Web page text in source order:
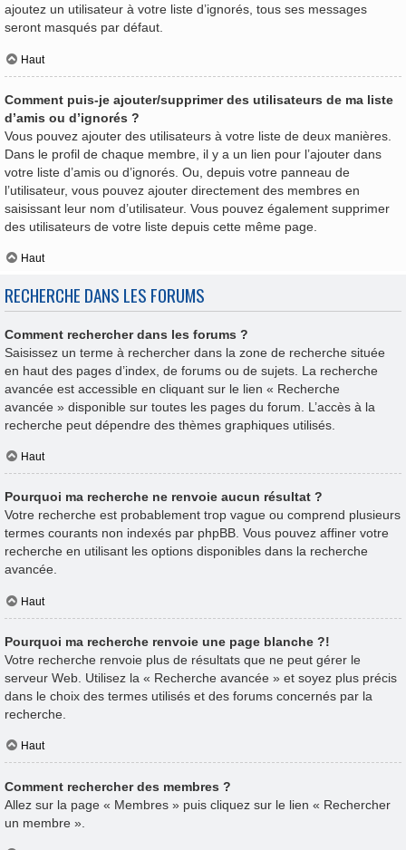
ajoutez un utilisateur à votre liste d’ignorés, tous ses messages
seront masqués par défaut.
Haut
Comment puis-je ajouter/supprimer des utilisateurs de ma liste
d’amis ou d’ignorés ?
Vous pouvez ajouter des utilisateurs à votre liste de deux manières.
Dans le profil de chaque membre, il y a un lien pour l’ajouter dans
votre liste d’amis ou d’ignorés. Ou, depuis votre panneau de
l’utilisateur, vous pouvez ajouter directement des membres en
saisissant leur nom d’utilisateur. Vous pouvez également supprimer
des utilisateurs de votre liste depuis cette même page.
Haut
RECHERCHE DANS LES FORUMS
Comment rechercher dans les forums ?
Saisissez un terme à rechercher dans la zone de recherche située
en haut des pages d’index, de forums ou de sujets. La recherche
avancée est accessible en cliquant sur le lien « Recherche
avancée » disponible sur toutes les pages du forum. L’accès à la
recherche peut dépendre des thèmes graphiques utilisés.
Haut
Pourquoi ma recherche ne renvoie aucun résultat ?
Votre recherche est probablement trop vague ou comprend plusieurs
termes courants non indexés par phpBB. Vous pouvez affiner votre
recherche en utilisant les options disponibles dans la recherche
avancée.
Haut
Pourquoi ma recherche renvoie une page blanche ?!
Votre recherche renvoie plus de résultats que ne peut gérer le
serveur Web. Utilisez la « Recherche avancée » et soyez plus précis
dans le choix des termes utilisés et des forums concernés par la
recherche.
Haut
Comment rechercher des membres ?
Allez sur la page « Membres » puis cliquez sur le lien « Rechercher
un membre ».